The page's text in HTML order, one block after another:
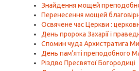
Знайдення мощей
Перенесення мощей
Освячене час Церкви :
День пророка Захарії і
Спомин чуда Архистратига
День пам'яті преподобного
Різдво Пресвятої Богородиці